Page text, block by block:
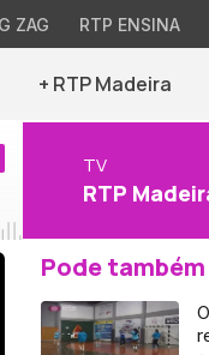
ZAG RTP ENSINA
+ RTP Madeira
TV
RTP
Pode